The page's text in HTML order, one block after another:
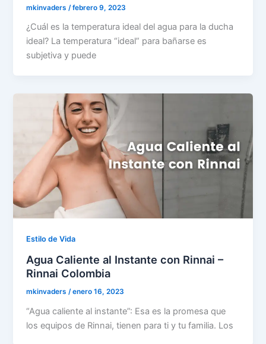
mkinvaders /febrero 9, 2023
¿Cuál es la temperatura ideal del agua para la ducha
ideal? La temperatura “ideal” para bañarse es
subjetiva y puede
Estilo de Vida
Agua Caliente al Instante con Rinnai –
Rinnai Colombia
mkinvaders/enero 16, 2023
“Agua caliente al instante”: Esa es la promesa que
los equipos de Rinnai, tienen para ti y tu familia. Los